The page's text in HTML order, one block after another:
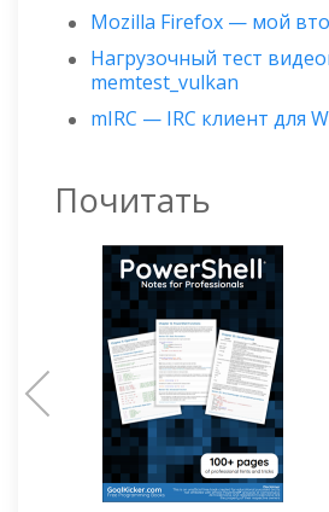
Mozilla Firefox — мой
Нагрузочный тест
memtest_vulkan
mIRC — IRC клиент для
Почитать